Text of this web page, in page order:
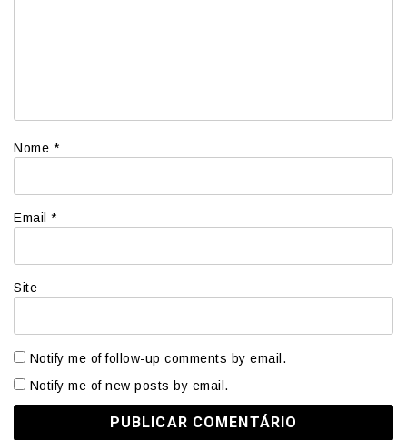
Nome *
Email *
Site
Notify me of follow-up comments by email.
Notify me of new posts by email.